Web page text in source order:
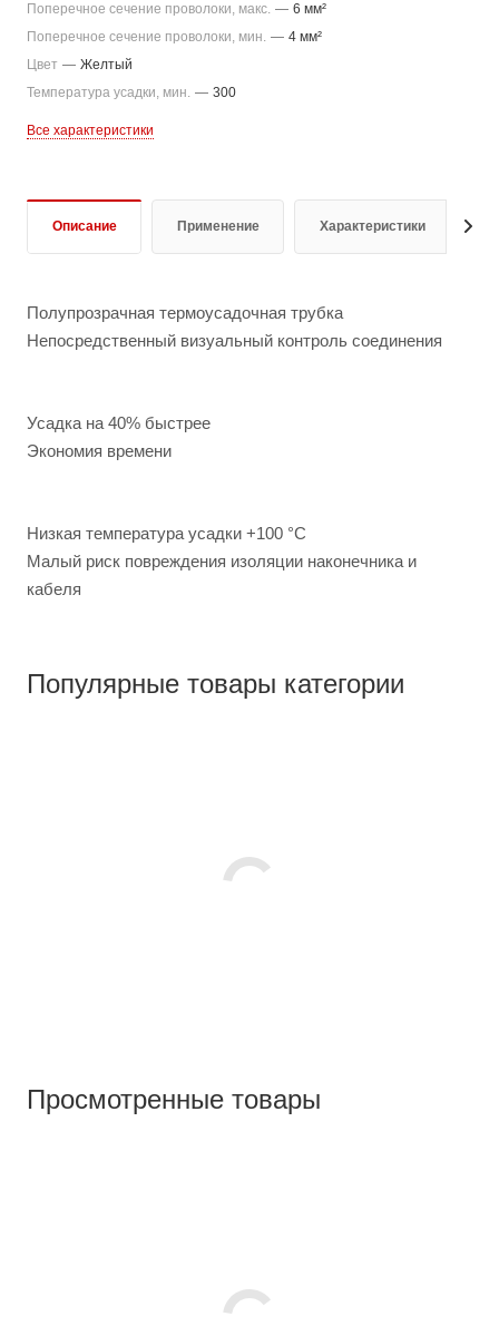
Поперечное сечение проволоки, макс. — 6 мм²
Поперечное сечение проволоки, мин. — 4 мм²
Цвет — Желтый
Температура усадки, мин. — 300
Все характеристики
Описание Применение Характеристики
Полупрозрачная термоусадочная трубка
Непосредственный визуальный контроль соединения
Усадка на 40% быстрее
Экономия времени
Низкая температура усадки +100 °C
Малый риск повреждения изоляции наконечника и
кабеля
Популярные товары категории
Просмотренные товары